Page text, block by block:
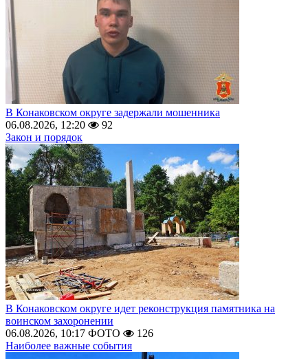
В Конаковском округе задержали мошенника
06.08.2026, 12:20
92
Закон и порядок
В Конаковском округе идет реконструкция памятника на
воинском захоронении
06.08.2026, 10:17 ФОТО
126
Наиболее важные события